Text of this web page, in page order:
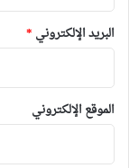
البريد الإلكتروني *
الموقع الإلكتروني